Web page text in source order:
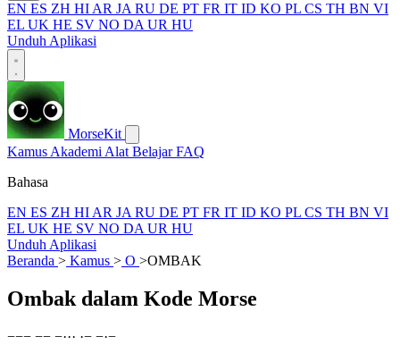
EN ES ZH HI AR JA RU DE PT FR IT ID KO PL CS TH BN VI
EL UK HE SV NO DA UR HU
Unduh Aplikasi
MorseKit
Kamus Akademi Alat BelajarFAQ
Bahasa
EN ES ZH HI AR JA RU DE PT FR IT ID KO PL CS TH BN VI
EL UK HE SV NO DA UR HU
Unduh Aplikasi
Beranda > Kamus > O >OMBAK
Ombak dalam Kode Morse
−−− −− −··· ·− −·−